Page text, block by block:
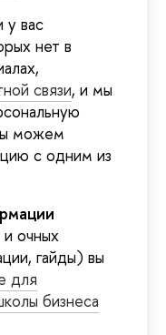
у вас
нет в
связи, и мы
можем
с одним из
очных
гайды) вы
для
бизнеса